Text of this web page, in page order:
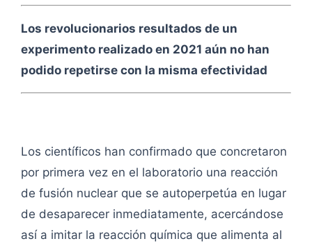
Los revolucionarios resultados de un
experimento realizado en 2021 aún no han
podido repetirse con la misma efectividad
Los científicos han confirmado que concretaron
por primera vez en el laboratorio una reacción
de fusión nuclear que se autoperpetúa en lugar
de desaparecer inmediatamente, acercándose
así a imitar la reacción química que alimenta al